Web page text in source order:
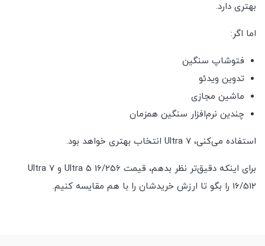
بهتری دارد.
اما اگر:
فتوشاپ سنگین
تدوین ویدئو
ماشین مجازی
چندین نرم‌افزار سنگین همزمان
استفاده می‌کنی، Ultra 7 انتخاب بهتری خواهد بود.
برای اینکه دقیق‌تر نظر بدهم، قیمت Ultra 5 16/256 و Ultra 7
16/512 را بگو تا ارزش خریدشان را با هم مقایسه کنیم.